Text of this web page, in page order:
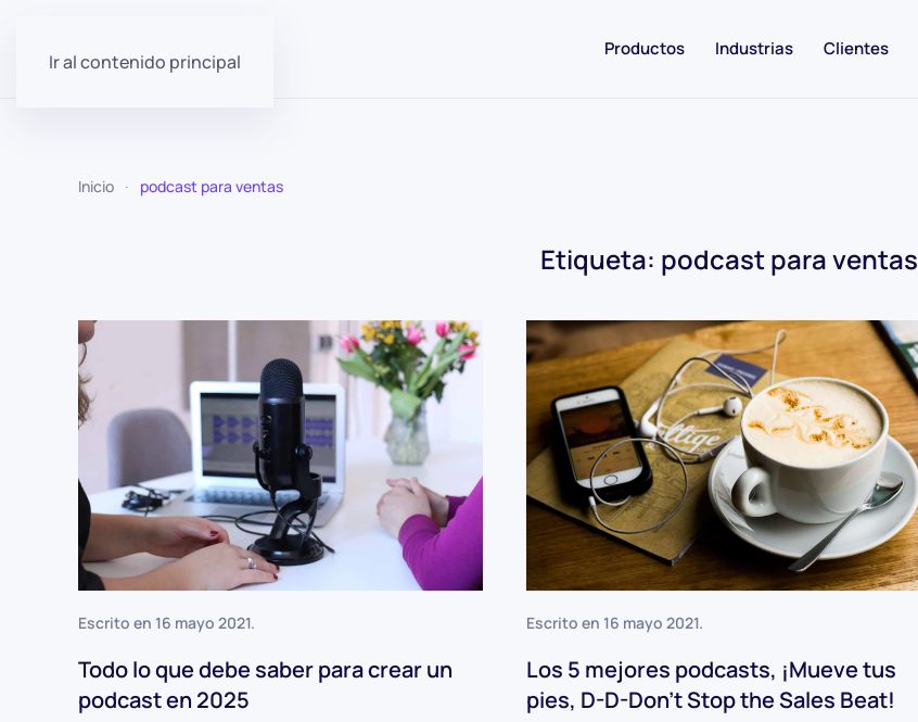
Ir al contenido principal
Productos Industrias Clientes
Inicio podcast para ventas
Etiqueta: podcast para ventas
Escrito en 16 mayo 2021.
Todo lo que debe saber para crear un
podcast en 2025
Escrito en 16 mayo 2021.
Los 5 mejores podcasts, ¡Mueve tus
pies, D-D-Don't Stop the Sales Beat!